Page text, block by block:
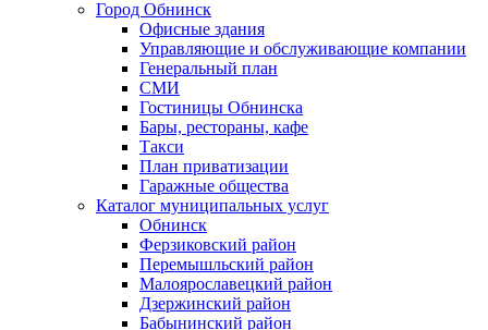
Город Обнинск
Офисные здания
Управляющие и обслуживающие компании
Генеральный план
СМИ
Гостиницы Обнинска
Бары, рестораны, кафе
Такси
План приватизации
Гаражные общества
Каталог муниципальных услуг
Обнинск
Ферзиковский район
Перемышльский район
Малоярославецкий район
Дзержинский район
Бабынинский район